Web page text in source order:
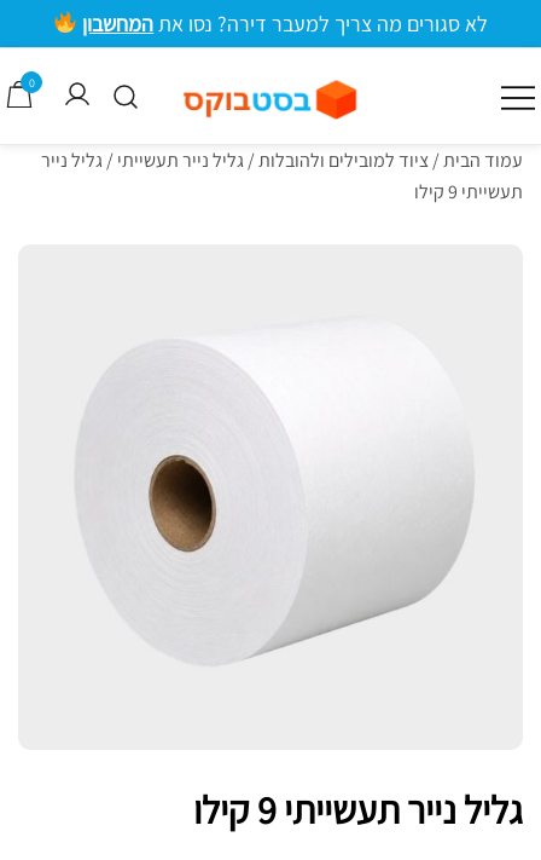
לתוכן
לא סגורים מה צריך למעבר דירה? נסו את המחשבון
בסטבוקס
0
עמוד הבית/ציוד למובילים ולהובלות/ גליל נייר תעשייתי/ גליל נייר
תעשייתי 9 קילו
גליל נייר תעשייתי 9 קילו